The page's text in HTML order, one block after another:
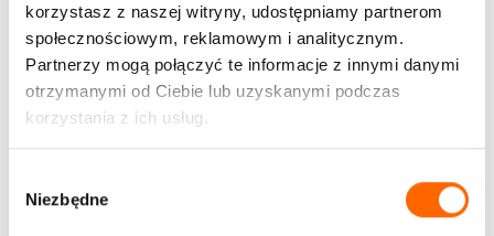
korzystasz z naszej witryny, udostępniamy partnerom
społecznościowym, reklamowym i analitycznym.
Partnerzy mogą połączyć te informacje z innymi danymi
otrzymanymi od Ciebie lub uzyskanymi podczas
korzystania z ich usług.
Niezbędne
Zostaw do siebie kontakt – nasza konsultantka oddzwoni
i w pierwszym kroku zapyta o Twoje wyzwania, zbada
potrzeby i opowie o przebiegu naszego procesu
doradczego. Ta rozmowa potrwa maksymalnie 10 minut.
W kolejnym kroku spotkasz się z osobą merytoryczną –
i szczegółowo odpowie na Twoje pytania.